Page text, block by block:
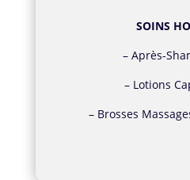
SOINS
– Après-
– Lotions
– Brosses